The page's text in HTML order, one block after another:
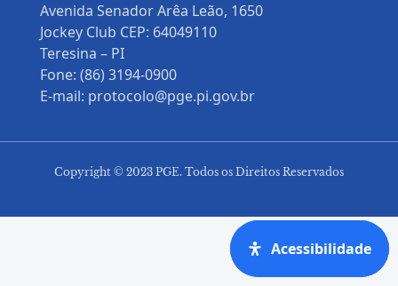
Avenida Senador Arêa Leão, 1650
Jockey Club CEP: 64049110
Teresina – PI
Fone: (86) 3194-0900
E-mail: protocolo@pge.pi.gov.br
Copyright © 2023 PGE. Todos os Direitos Reservados
Acessibilidade
Acessibilidade